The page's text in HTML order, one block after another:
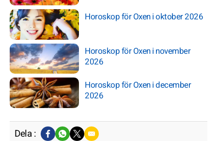
Horoskop för Oxen i oktober 2026
Horoskop för Oxen i november
2026
Horoskop för Oxen i december
2026
Dela :